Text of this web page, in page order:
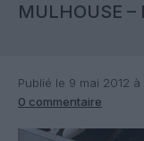
MULHOUSE –
Publié le 9 mai 2012
0 commentaire